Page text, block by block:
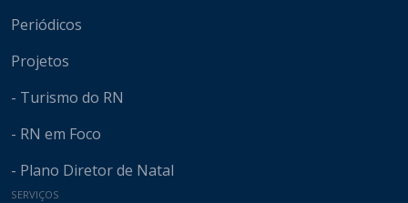
Periódicos
Projetos
- Turismo do RN
- RN em Foco
- Plano Diretor de Natal
SERVIÇOS